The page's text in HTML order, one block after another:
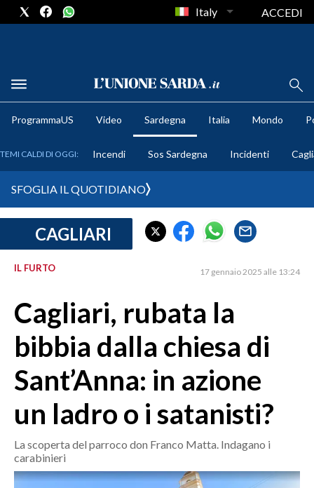
METEO
CRONACA SARDEGNA
MEDIO CAMPIDANO
ORISTANO E PROVINCIA
GALLURA
NUORO E PROVINCIA
OGLIASTRA
AGENDA
CRONACA
Italy ACCEDI
ProgrammaUS Video Sardegna Italia Mondo
TEMI CALDI DI OGGI: Incendi Sos Sardegna Incidenti
SFOGLIA IL QUOTIDIANO
CAGLIARI
IL FURTO 17 gennaio 2025 alle 13:24
Cagliari, rubata la
bibbia dalla chiesa di
Sant’Anna: in azione
un ladro o i satanisti?
La scoperta del parroco don Franco Matta. Indagano i
carabinieri